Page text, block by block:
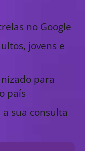
no Google
jovens e
para
país
sua consulta